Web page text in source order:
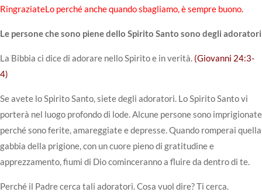
RingraziateLo perché anche quando sbagliamo, è sempre buono.
Le persone che sono piene dello Spirito Santo sono degli adoratori
La Bibbia ci dice di adorare nello Spirito e in verità. (Giovanni 24:3-
4)
Se avete lo Spirito Santo, siete degli adoratori. Lo Spirito Santo vi
porterà nel luogo profondo di lode. Alcune persone sono imprigionate
perché sono ferite, amareggiate e depresse. Quando romperai quella
gabbia della prigione, con un cuore pieno di gratitudine e
apprezzamento, fiumi di Dio cominceranno a fluire da dentro di te.
Perché il Padre cerca tali adoratori. Cosa vuol dire? Ti cerca.